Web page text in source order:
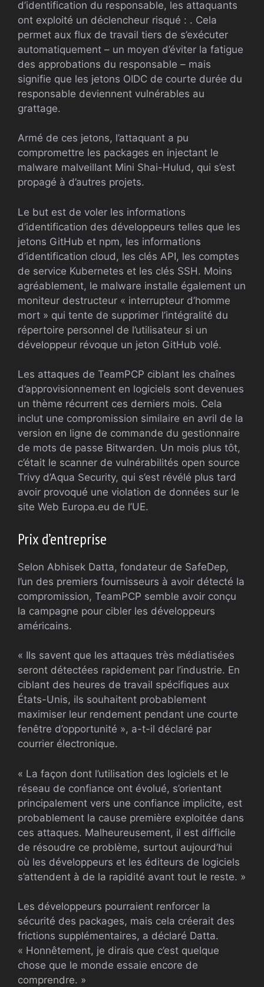
d’identification du responsable, les attaquants
ont exploité un déclencheur risqué : . Cela
permet aux flux de travail tiers de s’exécuter
automatiquement – ​​un moyen d’éviter la fatigue
des approbations du responsable – mais
signifie que les jetons OIDC de courte durée du
responsable deviennent vulnérables au
grattage.
Armé de ces jetons, l’attaquant a pu
compromettre les packages en injectant le
malware malveillant Mini Shai-Hulud, qui s’est
propagé à d’autres projets.
Le but est de voler les informations
d’identification des développeurs telles que les
jetons GitHub et npm, les informations
d’identification cloud, les clés API, les comptes
de service Kubernetes et les clés SSH. Moins
agréablement, le malware installe également un
moniteur destructeur « interrupteur d’homme
mort » qui tente de supprimer l’intégralité du
répertoire personnel de l’utilisateur si un
développeur révoque un jeton GitHub volé.
Les attaques de TeamPCP ciblant les chaînes
d’approvisionnement en logiciels sont devenues
un thème récurrent ces derniers mois. Cela
inclut une compromission similaire en avril de la
version en ligne de commande du gestionnaire
de mots de passe Bitwarden. Un mois plus tôt,
c’était le scanner de vulnérabilités open source
Trivy d’Aqua Security, qui s’est révélé plus tard
avoir provoqué une violation de données sur le
site Web Europa.eu de l’UE.
Prix ​​d’entreprise
Selon Abhisek Datta, fondateur de SafeDep,
l’un des premiers fournisseurs à avoir détecté la
compromission, TeamPCP semble avoir conçu
la campagne pour cibler les développeurs
américains.
« Ils savent que les attaques très médiatisées
seront détectées rapidement par l’industrie. En
ciblant des heures de travail spécifiques aux
États-Unis, ils souhaitent probablement
maximiser leur rendement pendant une courte
fenêtre d’opportunité », a-t-il déclaré par
courrier électronique.
« La façon dont l’utilisation des logiciels et le
réseau de confiance ont évolué, s’orientant
principalement vers une confiance implicite, est
probablement la cause première exploitée dans
ces attaques. Malheureusement, il est difficile
de résoudre ce problème, surtout aujourd’hui
où les développeurs et les éditeurs de logiciels
s’attendent à de la rapidité avant tout le reste. »
Les développeurs pourraient renforcer la
sécurité des packages, mais cela créerait des
frictions supplémentaires, a déclaré Datta.
« Honnêtement, je dirais que c’est quelque
chose que le monde essaie encore de
comprendre. »